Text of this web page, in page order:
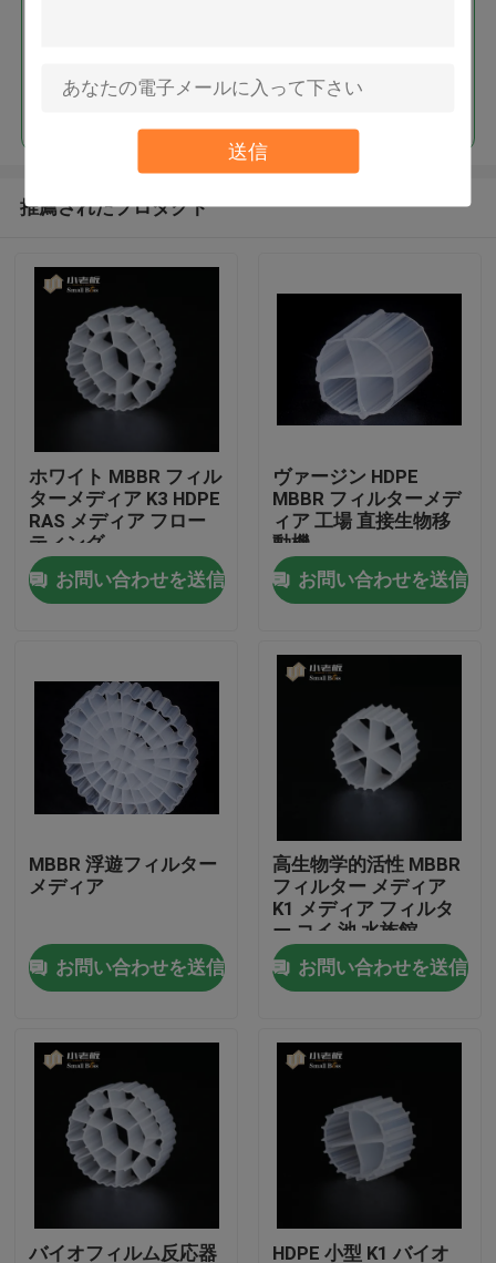
送信
プロダクト
私達について
品質管理
私達に連絡しなさい
ブログ
引用を要求しなさい
MBBRフィルタメディア
MBBRの生物媒体
続行
推薦されたプロダクト
ホワイト MBBR フィル
ターメディア K3 HDPE
RAS メディア フロー
ティング
お問い合わせを送信
ヴァージン HDPE
MBBR フィルターメデ
ィア 工場 直接生物移
動機
お問い合わせを送信
MBBR 浮遊フィルター
メディア
お問い合わせを送信
高生物学的活性 MBBR
フィルター メディア
K1 メディア フィルタ
ー コイ 池 水族館
お問い合わせを送信
バイオフィルム反応器 HDPE 小型 K1 バイオ